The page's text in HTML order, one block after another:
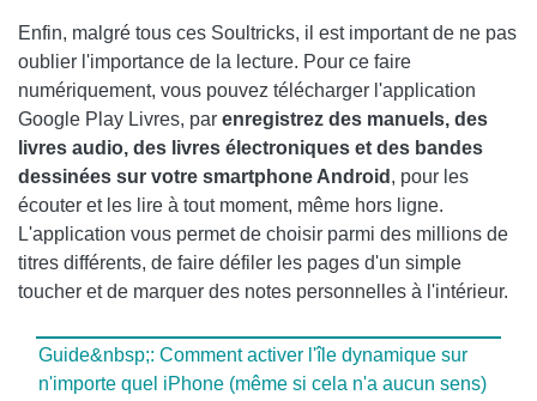
Enfin, malgré tous ces Soultricks, il est important de ne pas
oublier l'importance de la lecture. Pour ce faire
numériquement, vous pouvez télécharger l'application
Google Play Livres, par enregistrez des manuels, des
livres audio, des livres électroniques et des bandes
dessinées sur votre smartphone Android , pour les
écouter et les lire à tout moment, même hors ligne.
L'application vous permet de choisir parmi des millions de
titres différents, de faire défiler les pages d'un simple
toucher et de marquer des notes personnelles à l'intérieur.
Guide&nbsp;: Comment activer l'île dynamique sur
n'importe quel iPhone (même si cela n'a aucun sens)